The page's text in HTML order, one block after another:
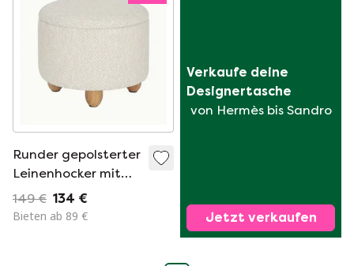
Runder gepolsterter
Leinenhocker mit
Stauraum,
Fußstütze in Beige
149 € 134 €
Bieten ab 89 €
Verkaufe deine
Designertasche
von Hermès bis Sandro
Jetzt verkaufen